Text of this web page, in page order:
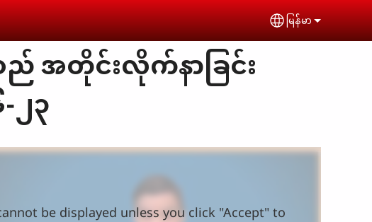
Select your
မြန်မာ
အတိုင်းလိုက်နာခြင်း
၂၃
be displayed unless you click "Accept" to